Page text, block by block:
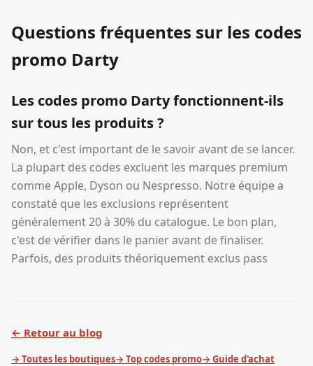
Questions fréquentes sur les codes
promo Darty
Les codes promo Darty fonctionnent-ils
sur tous les produits ?
Non, et c'est important de le savoir avant de se lancer.
La plupart des codes excluent les marques premium
comme Apple, Dyson ou Nespresso. Notre équipe a
constaté que les exclusions représentent
généralement 20 à 30% du catalogue. Le bon plan,
c'est de vérifier dans le panier avant de finaliser.
Parfois, des produits théoriquement exclus pass
← Retour au blog
→ Toutes les boutiques→ Top codes promo→ Guide d'achat